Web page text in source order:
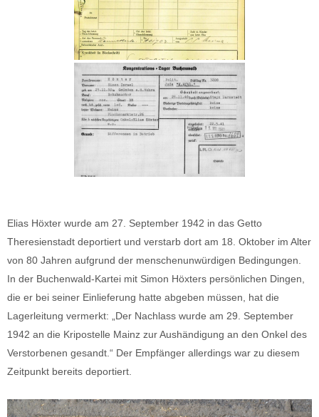
Elias Höxter wurde am 27. September 1942 in das Getto
Theresienstadt deportiert und verstarb dort am 18. Oktober im Alter
von 80 Jahren aufgrund der menschenunwürdigen Bedingungen.
In der Buchenwald-Kartei mit Simon Höxters persönlichen Dingen,
die er bei seiner Einlieferung hatte abgeben müssen, hat die
Lagerleitung vermerkt: „Der Nachlass wurde am 29. September
1942 an die Kripostelle Mainz zur Aushändigung an den Onkel des
Verstorbenen gesandt.“ Der Empfänger allerdings war zu diesem
Zeitpunkt bereits deportiert.